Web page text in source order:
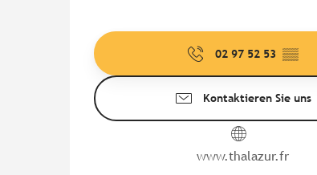
02 97 52 53 ▒▒
Kontaktieren Sie uns
www.thalazur.fr